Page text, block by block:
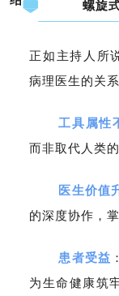
螺旋
正如主持人所
病理医生的关
工具属性
而非取代人类的
医生价值
的深度协作，
患者受益
为生命健康筑